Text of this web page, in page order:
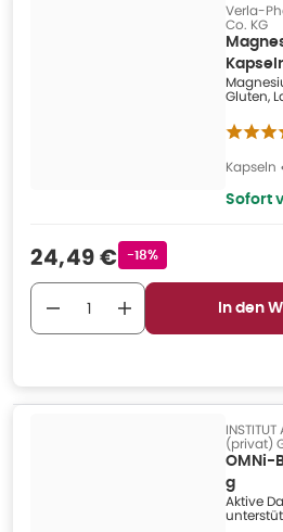
Verla-
Co. KG
Gluten,
Kapseln
Sofort
Verkaufspreis
24,49 € Rabattstempel
-18%
In den
(privat)
OMNi-
g
Aktive